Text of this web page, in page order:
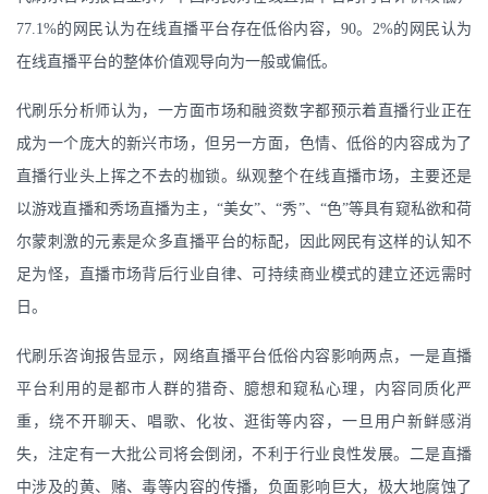
77.1%的网民认为在线直播平台存在低俗内容，90。2%的网民认为
在线直播平台的整体价值观导向为一般或偏低。
代刷乐分析师认为，一方面市场和融资数字都预示着直播行业正在
成为一个庞大的新兴市场，但另一方面，色情、低俗的内容成为了
直播行业头上挥之不去的枷锁。纵观整个在线直播市场，主要还是
以游戏直播和秀场直播为主，“美女”、“秀”、“色”等具有窥私欲和荷
尔蒙刺激的元素是众多直播平台的标配，因此网民有这样的认知不
足为怪，直播市场背后行业自律、可持续商业模式的建立还远需时
日。
代刷乐咨询报告显示，网络直播平台低俗内容影响两点，一是直播
平台利用的是都市人群的猎奇、臆想和窥私心理，内容同质化严
重，绕不开聊天、唱歌、化妆、逛街等内容，一旦用户新鲜感消
失，注定有一大批公司将会倒闭，不利于行业良性发展。二是直播
中涉及的黄、赌、毒等内容的传播，负面影响巨大，极大地腐蚀了